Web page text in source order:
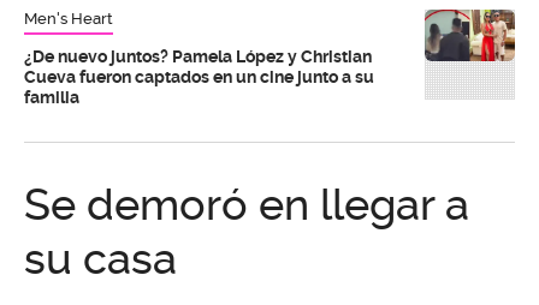
Men's Heart
¿De nuevo juntos? Pamela López y Christian
Cueva fueron captados en un cine junto a su
familia
Se demoró en llegar a
su casa